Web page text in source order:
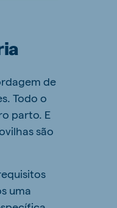
de
Todo o
parto. E
são
uma